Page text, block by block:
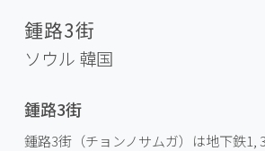
鍾路3街
ソウル 韓国
鍾路3街
鍾路3街（チョンノサムガ）は地下鉄1,